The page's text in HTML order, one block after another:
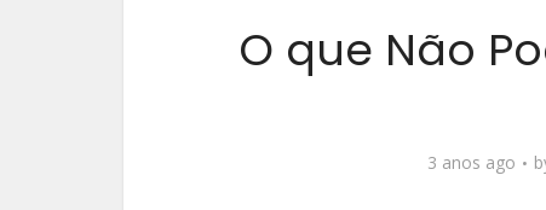
O que Não
3 anos ago